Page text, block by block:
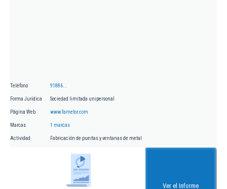
Teléfono 91886...
Forma Jurídica Sociedad limitada unipersonal
Página Web www.fametor.com
Marcas 1 marcas
Actividad Fabricación de puertas y ventanas de metal
Ver el Informe